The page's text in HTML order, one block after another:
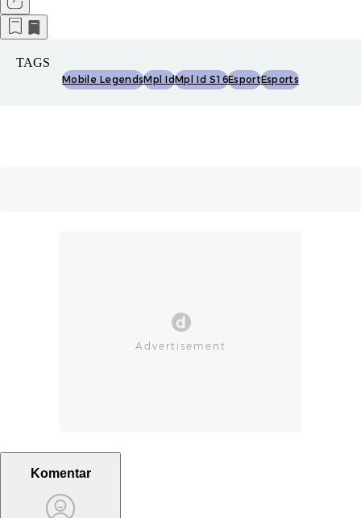
TAGS
Mobile LegendsMpl IdMpl Id S16EsportEsports
Komentar